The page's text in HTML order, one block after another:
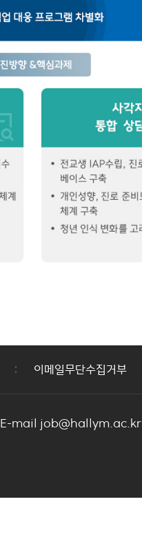
이메일무단수집거부
E-mail job@hallym.ac.kr